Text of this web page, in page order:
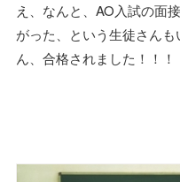
え、なんと、AO入試の面
がった、という生徒さん
ん、合格されました！！！